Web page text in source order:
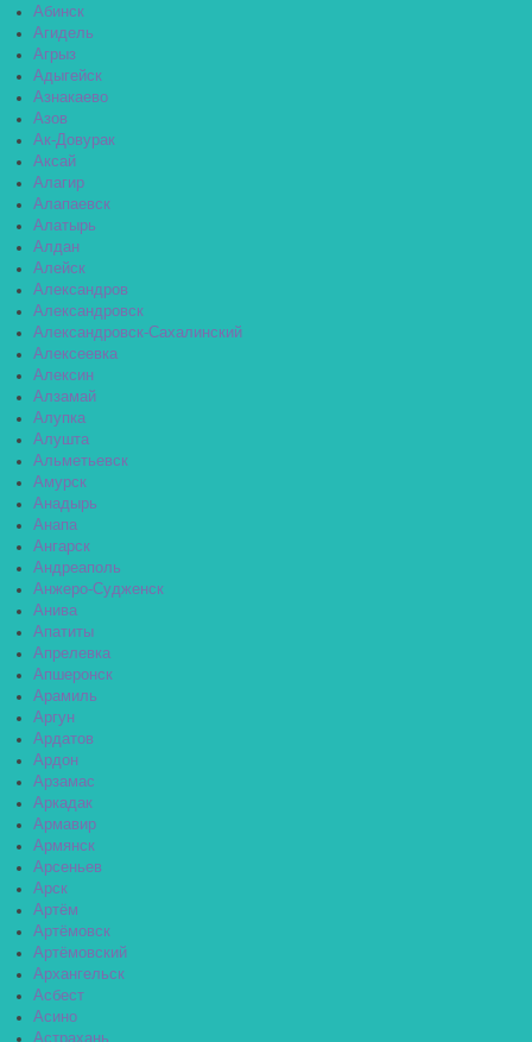
Абинск
Агидель
Агрыз
Адыгейск
Азнакаево
Азов
Ак-Довурак
Аксай
Алагир
Алапаевск
Алатырь
Алдан
Алейск
Александров
Александровск
Александровск-Сахалинский
Алексеевка
Алексин
Алзамай
Алупка
Алушта
Альметьевск
Амурск
Анадырь
Анапа
Ангарск
Андреаполь
Анжеро-Судженск
Анива
Апатиты
Апрелевка
Апшеронск
Арамиль
Аргун
Ардатов
Ардон
Арзамас
Аркадак
Армавир
Армянск
Арсеньев
Арск
Артём
Артёмовск
Артёмовский
Архангельск
Асбест
Асино
Астрахань